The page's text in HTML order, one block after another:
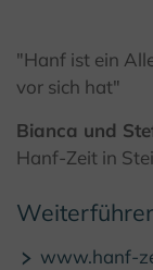
"Hanf ist ein
vor sich hat"
Bianca und
Hanf-Zeit in
www.hanf-